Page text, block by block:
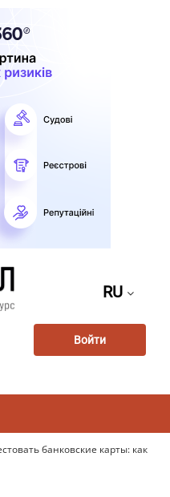
RU
Войти
банковские карты: как